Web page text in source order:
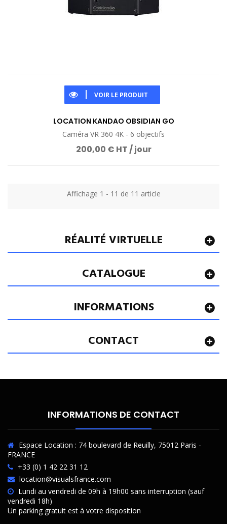
RÉALITÉ VIRTUELLE
CATALOGUE
INFORMATIONS
CONTACT
VOIR LE PRODUIT
LOCATION KANDAO OBSIDIAN GO
Caméra VR 360 4K - 6 objectifs
200,00 € HT / jour
Affichage 1 - 11 de 11 article
INFORMATIONS DE CONTACT
Espace Location : 74 boulevard de Reuilly, 75012 Paris -
FRANCE
+33 (0) 1 42 22 31 12
location@visualsfrance.com
Lundi au vendredi de 09h à 19h00 sans interruption (sauf
vendredi 18h)
Un parking gratuit est à votre disposition